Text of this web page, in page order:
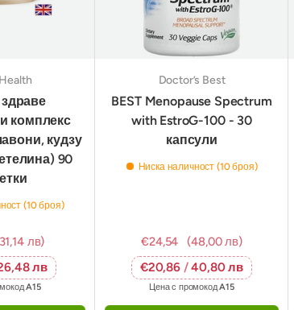
комплекс
кудзу
90
(10 броя)
лв)
лв
A15
Doctor’s Best
BEST Menopause Spectrum
with EstroG-100 - 30
капсули
Ниска наличност (10 броя)
€24,54
(48,00 лв)
€20,86 /40,80 лв
Цена с промокодA15